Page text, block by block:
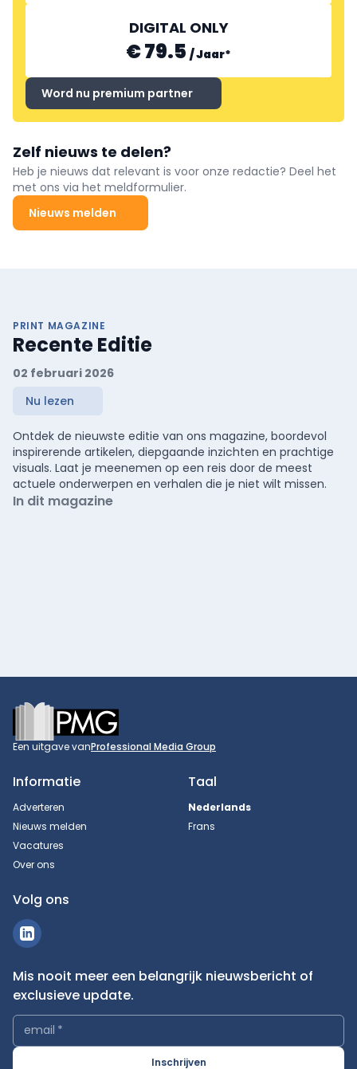
DIGITAL ONLY
€ 79.5 /Jaar*
Word nu premium partner
Zelf nieuws te delen?
Heb je nieuws dat relevant is voor onze redactie? Deel het
met ons via het meldformulier.
Nieuws melden
PRINT MAGAZINE
Recente Editie
02 februari 2026
Nu lezen
Ontdek de nieuwste editie van ons magazine, boordevol
inspirerende artikelen, diepgaande inzichten en prachtige
visuals. Laat je meenemen op een reis door de meest
actuele onderwerpen en verhalen die je niet wilt missen.
In dit magazine
Footer
Een uitgave vanProfessional Media Group
Informatie
Adverteren
Nieuws melden
Vacatures
Over ons
Taal
Nederlands
Frans
Volg ons
Mis nooit meer een belangrijk nieuwsbericht of
exclusieve update.
email *
Inschrijven